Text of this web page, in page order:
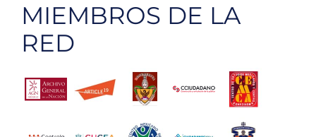
MIEMBROS DE LA
RED